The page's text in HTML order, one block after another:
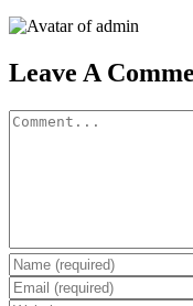
Leave A
Comment